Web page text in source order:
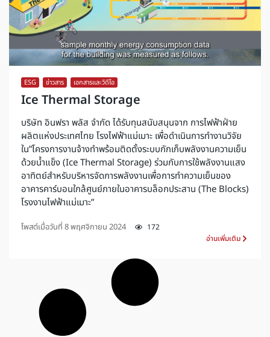
ESG ข่าวสาร เอกสารและวิดีโอ
Ice Thermal Storage
บริษัท อินฟรา พลัส จำกัด ได้รับทุนสนับสนุนจาก การไฟฟ้าฝ่าย
ผลิตแห่งประเทศไทย โรงไฟฟ้าแม่เมาะ เพื่อดำเนินการทำงานวิจัย
ใน”โครงการงานจ้างทำพร้อมติดตั้งระบบกักเก็บพลังงานความเย็น
ด้วยน้ำแข็ง (Ice Thermal Storage) ร่วมกับการใช้พลังงานแสง
อาทิตย์สำหรับบริหารจัดการพลังงานเพื่อการทำความเย็นของ
อาคารคาร์บอนใกล้ศูนย์ภายในอาคารบล็อกประสาน (The Blocks)
โรงงานไฟฟ้าแม่เมาะ”
โพสต์เมื่อวันที่ 8 พฤศจิกายน 2024
172
อ่านเพิ่มเติม